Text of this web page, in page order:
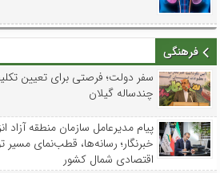
فرهنگی
سفر دولت؛ فرصتی برای تعیین
چندساله گیلان
پیام مدیرعامل سازمان منطقه آزاد
خبرنگار؛ رسانه‌ها، قطب‌نمای
اقتصادی شمال کشور